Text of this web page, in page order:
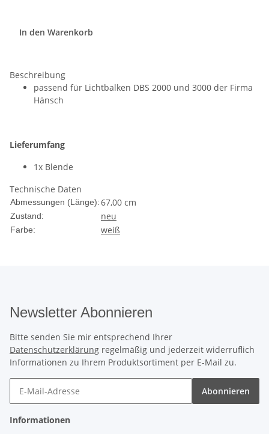
In den Warenkorb
Beschreibung
passend für Lichtbalken DBS 2000 und 3000 der Firma
Hänsch
Lieferumfang
1x Blende
Technische Daten
Abmessungen (Länge):67,00 cm
Zustand: neu
Farbe: weiß
Newsletter Abonnieren
Bitte senden Sie mir entsprechend Ihrer
Datenschutzerklärung regelmäßig und jederzeit widerruflich
Informationen zu Ihrem Produktsortiment per E-Mail zu.
Abonnieren
Informationen